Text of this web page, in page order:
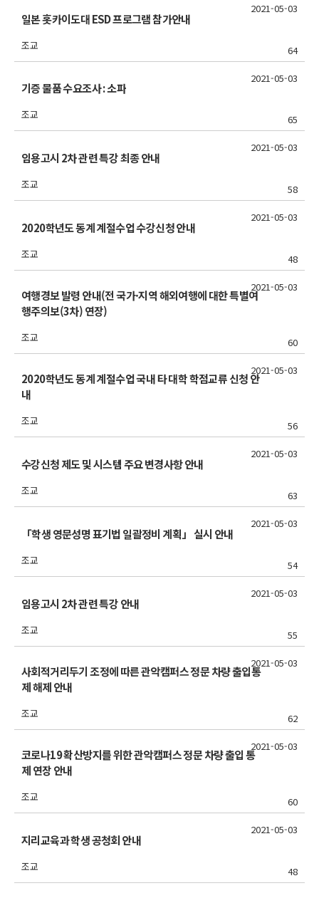
일본 홋카이도대 ESD 프로그램 참가안내
조교 64
2021-05-03
기증 물품 수요조사 : 소파
조교 65
2021-05-03
임용고시 2차 관련 특강 최종 안내
조교 58
2021-05-03
2020학년도 동계 계절수업 수강신청 안내
조교 48
2021-05-03
여행경보 발령 안내(전 국가·지역 해외여행에 대한 특별여
행주의보(3차) 연장)
조교 60
2021-05-03
2020학년도 동계 계절수업 국내 타 대학 학점교류 신청 안
내
조교 56
2021-05-03
수강신청 제도 및 시스템 주요 변경사항 안내
조교 63
2021-05-03
「학생 영문성명 표기법 일괄정비 계획」 실시 안내
조교 54
2021-05-03
임용고시 2차 관련 특강 안내
조교 55
2021-05-03
사회적거리두기 조정에 따른 관악캠퍼스 정문 차량 출입통
제 해제 안내
조교 62
2021-05-03
코로나19 확산방지를 위한 관악캠퍼스 정문 차량 출입 통
제 연장 안내
조교 60
2021-05-03
지리교육과 학생 공청회 안내
조교 48
2021-05-03